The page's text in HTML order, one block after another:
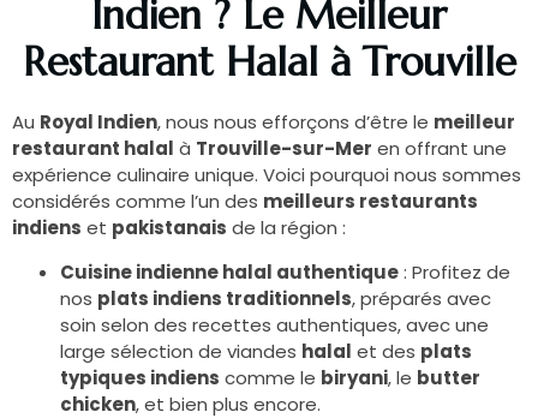
Indien ? Le Meilleur
Restaurant Halal à Trouville
Au Royal Indien, nous nous efforçons d’être le meilleur
restaurant halal à Trouville-sur-Mer en offrant une
expérience culinaire unique. Voici pourquoi nous sommes
considérés comme l’un des meilleurs restaurants
indiens et pakistanais de la région :
Cuisine indienne halal authentique: Profitez de
nos plats indiens traditionnels, préparés avec
soin selon des recettes authentiques, avec une
large sélection de viandes halal et des plats
typiques indiens comme le biryani, le butter
chicken, et bien plus encore.